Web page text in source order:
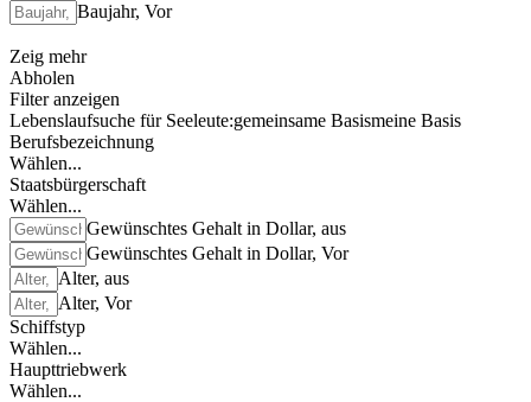
Baujahr, Vor
Zeig mehr
Abholen
Filter anzeigen
Lebenslaufsuche für Seeleute:gemeinsame Basismeine Basis
Berufsbezeichnung
Wählen...
Staatsbürgerschaft
Wählen...
Gewünschtes Gehalt in Dollar, aus
Gewünschtes Gehalt in Dollar, Vor
Alter, aus
Alter, Vor
Schiffstyp
Wählen...
Haupttriebwerk
Wählen...